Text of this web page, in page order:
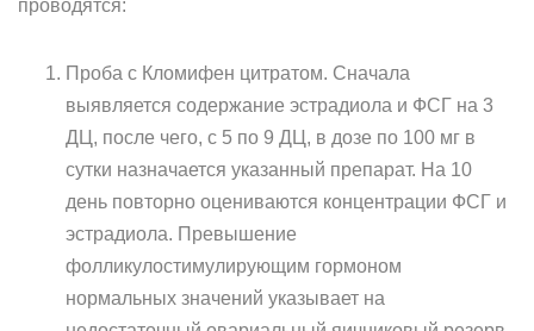
проводятся:
Проба с Кломифен цитратом. Сначала
выявляется содержание эстрадиола и ФСГ на 3
ДЦ, после чего, с 5 по 9 ДЦ, в дозе по 100 мг в
сутки назначается указанный препарат. На 10
день повторно оцениваются концентрации ФСГ и
эстрадиола. Превышение
фолликулостимулирующим гормоном
нормальных значений указывает на